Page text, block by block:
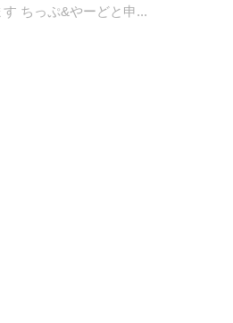
ちっぷ&やーどと申...